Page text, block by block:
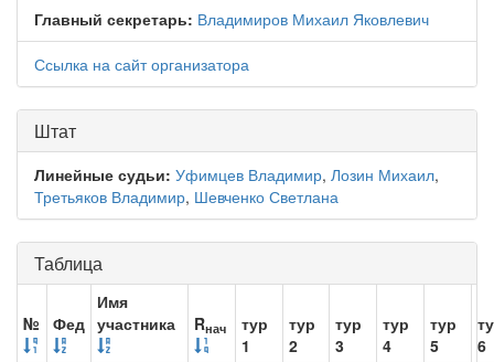
Главный секретарь: Владимиров Михаил Яковлевич
Ссылка на сайт организатора
Штат
Линейные судьи: Уфимцев Владимир, Лозин Михаил,
Третьяков Владимир, Шевченко Светлана
Таблица
№ Фед
Имя
участника
Rнач
тур
1
тур
2
тур
3
тур
4
тур
5
6